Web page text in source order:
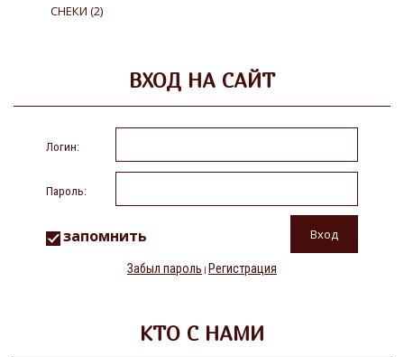
СНЕКИ (2)
ВХОД НА САЙТ
Логин:
Пароль:
запомнить
Забыл пароль | Регистрация
КТО С НАМИ